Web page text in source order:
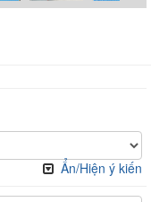
Ẩn/Hiện ý kiến